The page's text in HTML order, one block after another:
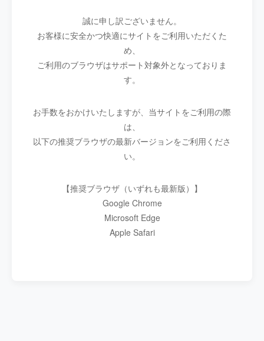
誠に申し訳ございません。
お客様に安全かつ快適にサイトをご利用いただくた
め、
ご利用のブラウザはサポート対象外となっておりま
す。
お手数をおかけいたしますが、当サイトをご利用の際
は、
以下の推奨ブラウザの最新バージョンをご利用くださ
い。
【推奨ブラウザ（いずれも最新版）】
Google Chrome
Microsoft Edge
Apple Safari